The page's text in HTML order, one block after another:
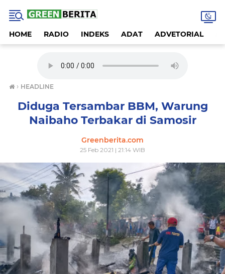
HOME RADIO INDEKS ADAT ADVETORIAL
› HEADLINE
Diduga Tersambar BBM, Warung
Naibaho Terbakar di Samosir
Greenberita.com
25 Feb 2021 | 21:14 WIB